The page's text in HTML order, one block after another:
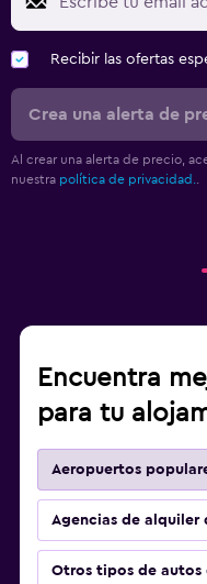
Recibir las ofertas
Crea una alerta de
Al crear una alerta de precio,
nuestra política de privacidad..
Encuentra
para tu
Aeropuertos
Agencias de alquiler
Otros tipos de autos